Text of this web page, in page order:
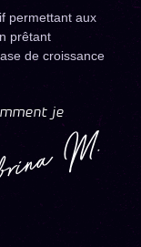
permettant aux
prêtant
de croissance
je
M.